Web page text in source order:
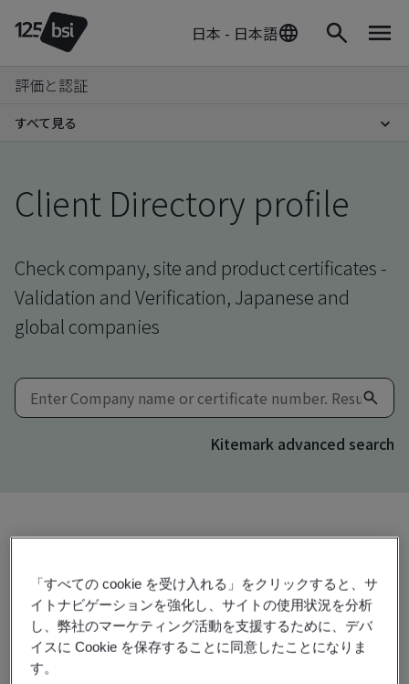
日本 - 日本語
評価と認証
すべて見る
Client Directory profile
Check company, site and product certificates -
Validation and Verification, Japanese and
global companies
Kitemark advanced search
Shenzhen Victors Industrial Co., Ltd.
Room 503A, Unit B, Building No. 3
「すべての cookie を受け入れる」をクリックすると、サ
イトナビゲーションを強化し、サイトの使用状況を分析
し、弊社のマーケティング活動を支援するために、デバ
イスに Cookie を保存することに同意したことになりま
す。